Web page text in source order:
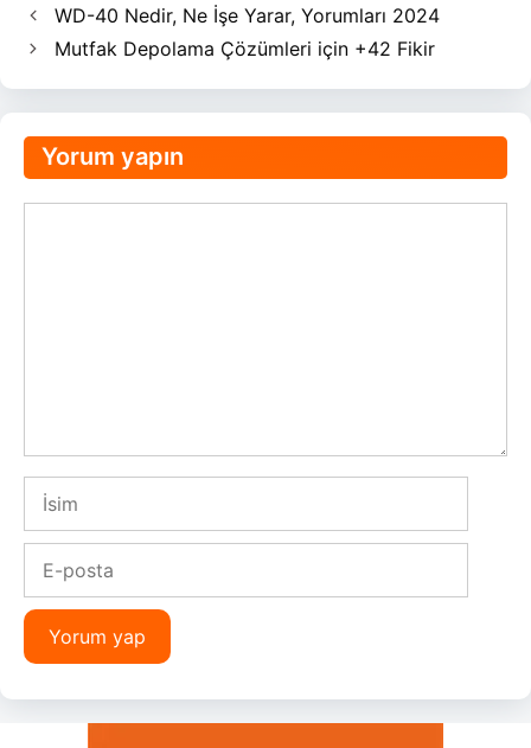
WD-40 Nedir, Ne İşe Yarar, Yorumları 2024
Mutfak Depolama Çözümleri için +42 Fikir
Yorum yapın
İsim
posta